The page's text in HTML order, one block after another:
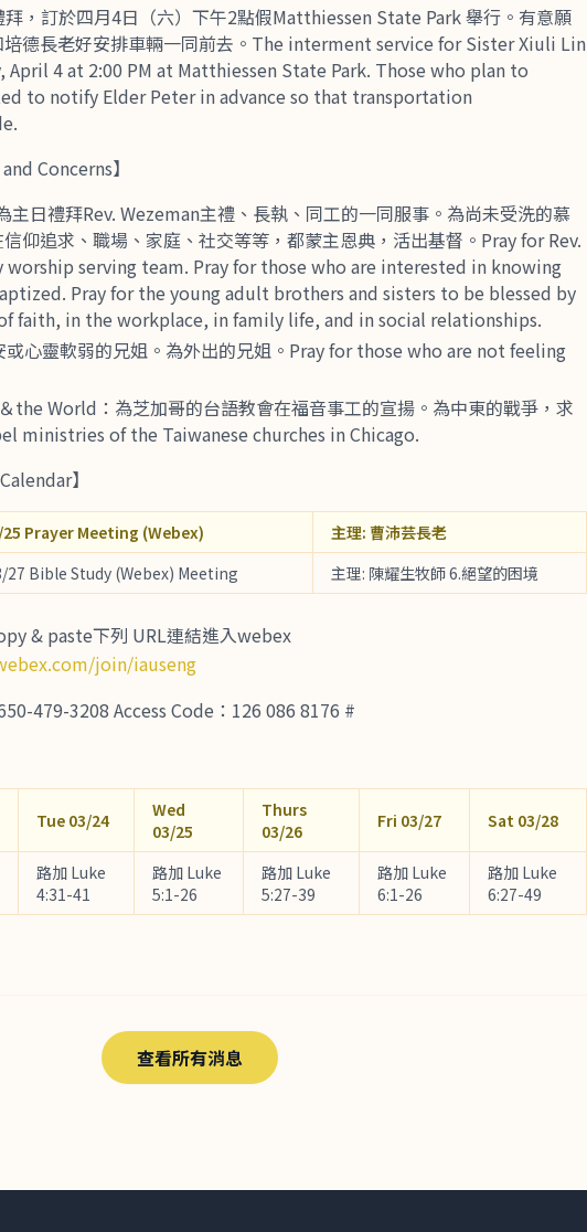
，訂於四月4日（六）下午2點假Matthiessen State Park 舉行。有意願
培德長老好安排車輛一同前去。The interment service for Sister Xiuli Lin
4 at 2:00 PM at Matthiessen State Park. Those who plan to
to notify Elder Peter in advance so that transportation
Concerns】
日禮拜Rev. Wezeman主禮、長執、同工的一同服事。為尚未受洗的慕
仰追求、職場、家庭、社交等等，都蒙主恩典，活出基督。Pray for Rev.
worship serving team. Pray for those who are interested in knowing
Pray for the young adult brothers and sisters to be blessed by
faith, in the workplace, in family life, and in social relationships.
或心靈軟弱的兄姐。為外出的兄姐。Pray for those who are not feeling
the World：為芝加哥的台語教會在福音事工的宣揚。為中東的戰爭，求
ministries of the Taiwanese churches in Chicago.
】
25 Prayer Meeting (Webex)
主理: 曹沛芸長老
27 Bible Study (Webex) Meeting
主理: 陳耀生牧師 6.絕望的困境
& paste下列 URL連結進入webex
join/iauseng
479-3208 Access Code：126 086 8176 #
Tue 03/24
Wed
03/25
Thurs
03/26
Fri 03/27 Sat 03/28
路加 Luke
4:31-41
路加 Luke
5:1-26
路加 Luke
5:27-39
路加 Luke
6:1-26
路加 Luke
6:27-49
查看所有消息